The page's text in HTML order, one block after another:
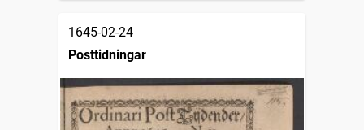
1645-02-24
Posttidningar